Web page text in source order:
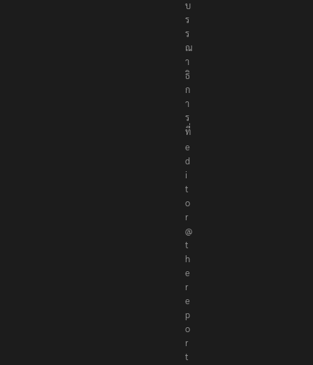
อ
ง
บ
ร
ร
ณ
า
ธิ
ก
า
ร
ที่
e
d
i
t
o
r
@
t
h
e
r
e
p
o